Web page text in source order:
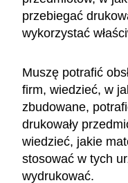
przebiegać
wykorzystać
Muszę potrafić
firm, wiedzieć, w
zbudowane,
drukowały
wiedzieć, jakie
stosować w tych
wydrukować.